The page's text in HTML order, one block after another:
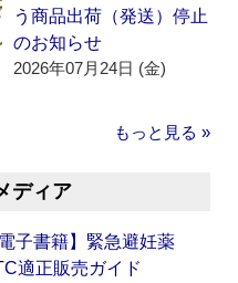
う商品出荷（発送）停止
のお知らせ
2026年07月24日 (金)
もっと見る »
ディア
電子書籍】緊急避妊薬
適正販売ガイド